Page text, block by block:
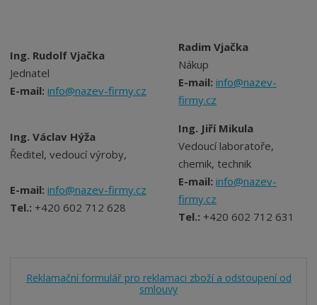
Ing. Rudolf Vjačka
Jednatel
E-mail:info@nazev-firmy.cz
Radim Vjačka
Nákup
E-mail:info@nazev-
firmy.cz
Ing. Václav Hýža
Ředitel, vedoucí výroby,
E-mail:info@nazev-firmy.cz
Tel.: +420 602 712 628
Ing. Jiří Mikula
Vedoucí laboratoře,
chemik, technik
E-mail:info@nazev-
firmy.cz
Tel.: +420 602 712 631
Reklamační formulář pro reklamaci zboží a odstoupení od
smlouvy